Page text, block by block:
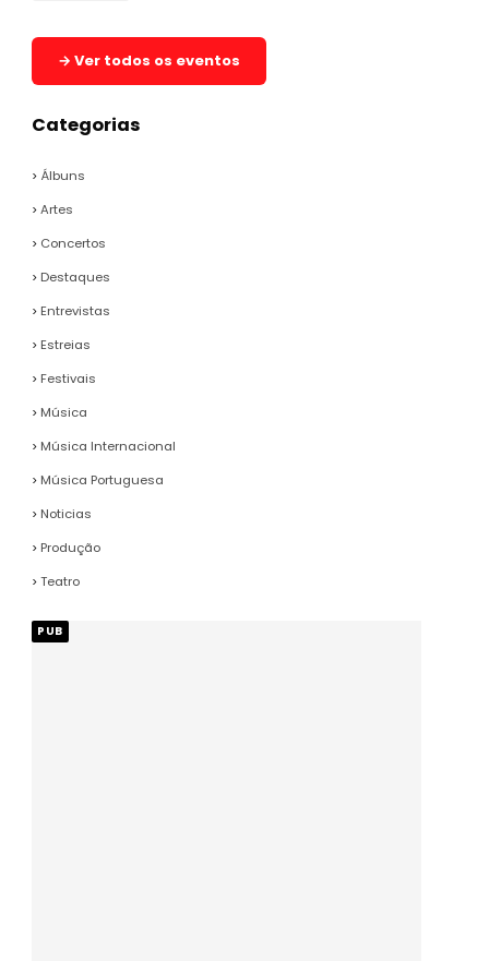
→ Ver todos os eventos
Categorias
Álbuns
Artes
Concertos
Destaques
Entrevistas
Estreias
Festivais
Música
Música Internacional
Música Portuguesa
Noticias
Produção
Teatro
PUB